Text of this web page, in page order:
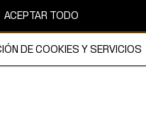
ACEPTAR TODO
DE COOKIES Y SERVICIOS